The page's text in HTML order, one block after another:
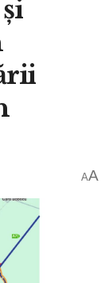
AA